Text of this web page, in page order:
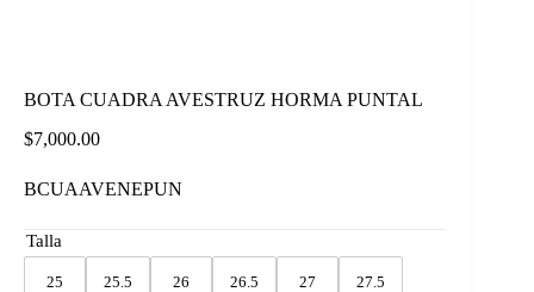
BOTA CUADRA AVESTRUZ HORMA PUNTAL
$7,000.00
BCUAAVENEPUN
Talla
25 25.5 26 26.5 27 27.5